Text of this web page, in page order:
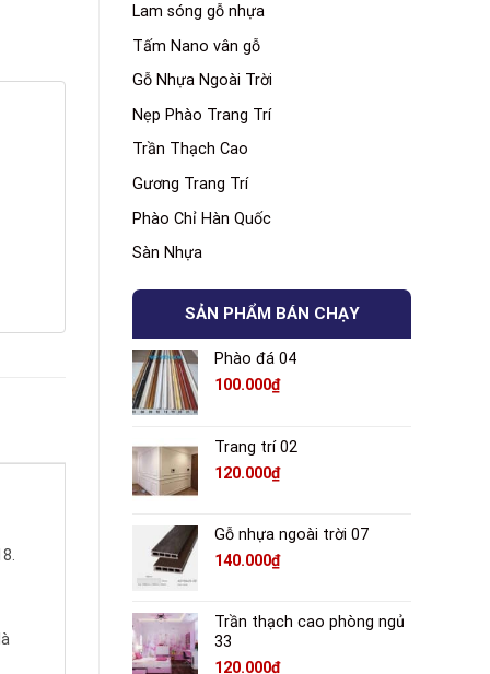
Lam sóng gỗ nhựa
Tấm Nano vân gỗ
Gỗ Nhựa Ngoài Trời
Nẹp Phào Trang Trí
Trần Thạch Cao
Gương Trang Trí
Phào Chỉ Hàn Quốc
Sàn Nhựa
SẢN PHẨM BÁN CHẠY
Phào đá 04
100.000₫
Trang trí 02
120.000₫
Gỗ nhựa ngoài trời 07
140.000₫
Trần thạch cao phòng ngủ
33
120.000₫